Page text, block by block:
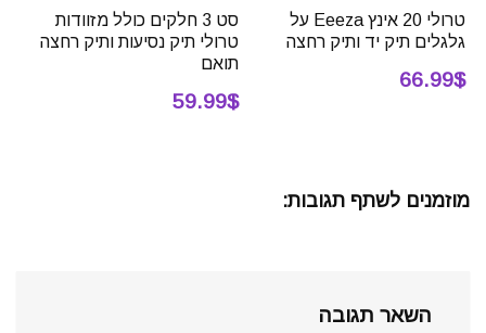
טרולי 20 אינץ Eeeza על
גלגלים תיק יד ותיק רחצה
66.99$
סט 3 חלקים כולל מזוודות
טרולי תיק נסיעות ותיק רחצה
תואם
59.99$
מוזמנים לשתף תגובות:
השאר תגובה